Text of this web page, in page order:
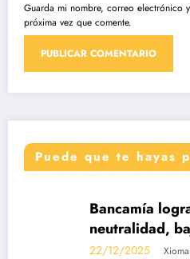
Guarda mi nombre, correo electrónico
próxima vez que comente.
Puede que te hayas
DESTACADAS
Bancamía logra la
neutralidad, bajo la
14068-1
22/12/2025 Xiomara Bustos